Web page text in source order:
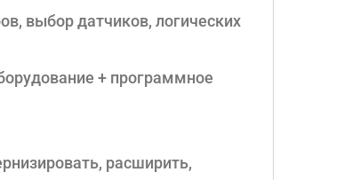
выбор датчиков, логических
+ программное
расширить,